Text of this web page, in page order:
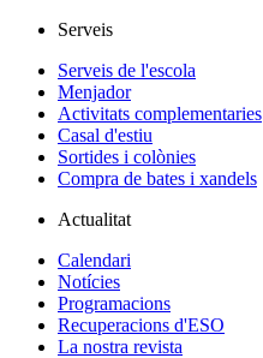
Serveis
Serveis de l'escola
Menjador
Activitats complementaries
Casal d'estiu
Sortides i colònies
Compra de bates i xandels
Actualitat
Calendari
Notícies
Programacions
Recuperacions d'ESO
La nostra revista